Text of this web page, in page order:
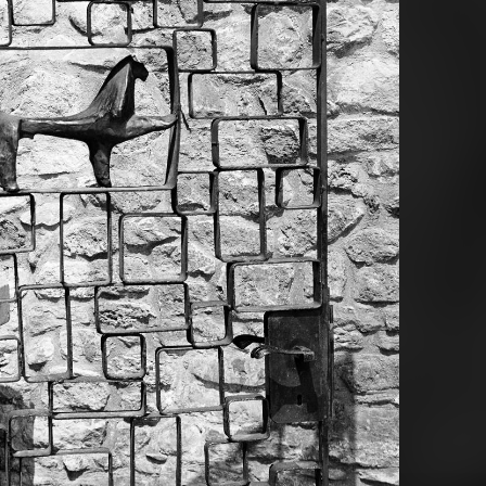
1977 · Budapest XI.
a felvétel az Ezüstfenyő téri óvoda udvarán készült.
1977 · Budapest XI.
a felvétel az Ezüstfenyő
V.
a 15. számú ház.
1977 · Budapest XII.
a felvétel a Varjúháj utca 8. szám alatt készült.